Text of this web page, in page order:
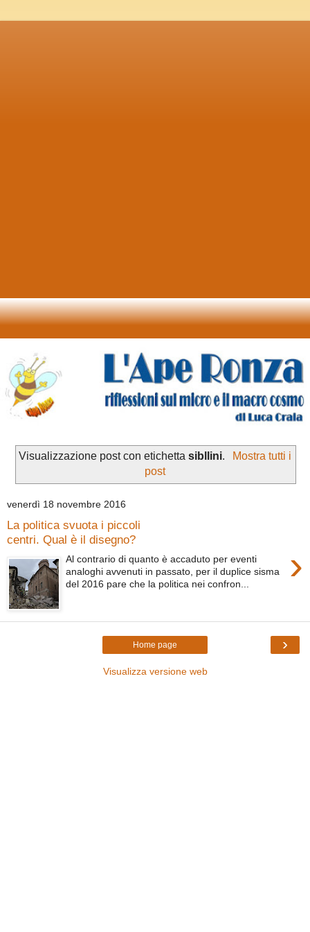
Visualizzazione post con etichettasibllini.
Mostra tutti i
post
venerdì 18 novembre 2016
La politica svuota i piccoli
centri. Qual è il disegno?
›
Al contrario di quanto è accaduto per eventi
analoghi avvenuti in passato, per il duplice sisma
del 2016 pare che la politica nei confron...
›
Home page
Visualizza versione web